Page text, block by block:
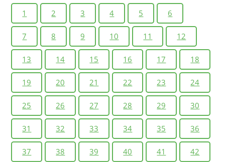
1 2 3 4 5 6
7 8 9 10 11 12
13 14 15 16 17 18
19 20 21 22 23 24
25 26 27 28 29 30
31 32 33 34 35 36
37 38 39 40 41 42